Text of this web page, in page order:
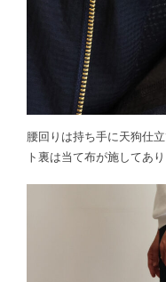
腰回りは持ち手に天狗仕
ト裏は当て布が施してあ